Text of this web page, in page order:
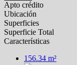
Apto crédito
Ubicación
Superficies
Superficie Total
Características
156.34 m²